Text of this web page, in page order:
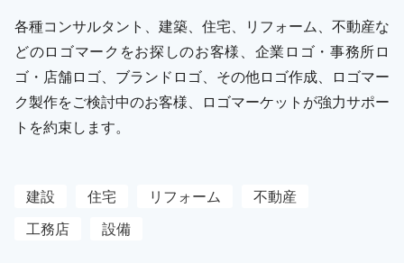
各種コンサルタント、建築、住宅、リフォーム、不動産な
どのロゴマークをお探しのお客様、企業ロゴ・事務所ロ
ゴ・店舗ロゴ、ブランドロゴ、その他ロゴ作成、ロゴマー
ク製作をご検討中のお客様、ロゴマーケットが強力サポー
トを約束します。
建設 住宅 リフォーム
不動産
工務店
設備